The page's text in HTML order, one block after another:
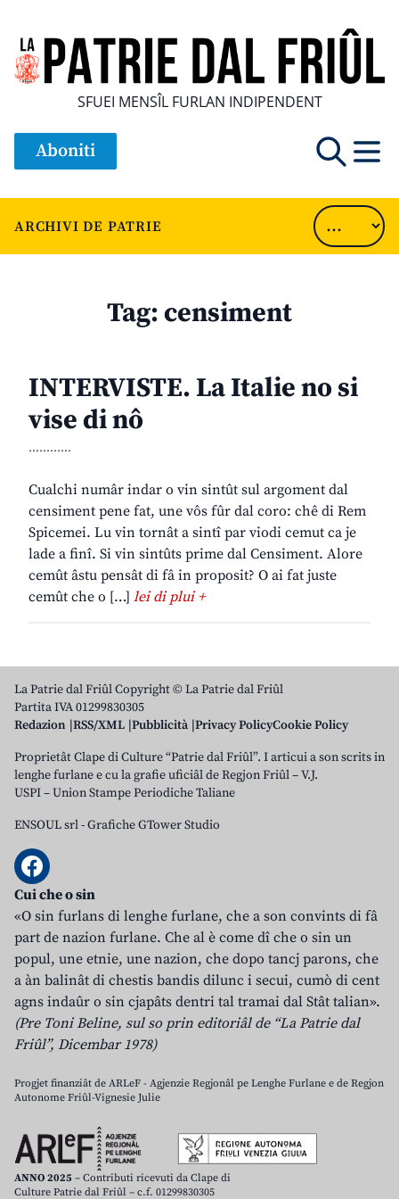
SFUEI MENSÎL FURLAN INDIPENDENT
Aboniti
ARCHIVI DE PATRIE
Tag:censiment
INTERVISTE. La Italie no si
vise di nô
............
Cualchi numâr indar o vin sintût sul argoment dal
censiment pene fat, une vôs fûr dal coro: chê di Rem
Spicemei. Lu vin tornât a sintî par viodi cemut ca je
lade a finî. Si vin sintûts prime dal Censiment. Alore
cemût âstu pensât di fâ in proposit? O ai fat juste
cemût che o […] lei di plui +
La Patrie dal Friûl Copyright © La Patrie dal Friûl
Partita IVA 01299830305
Redazion RSS/XML Pubblicità Privacy PolicyCookie Policy
Proprietât Clape di Culture “Patrie dal Friûl”. I articui a son scrits in
lenghe furlane e cu la grafie uficiâl de Regjon Friûl – V.J.
USPI – Union Stampe Periodiche Taliane
ENSOUL srl-Grafiche GTower Studio
Cui che o sin
«O sin furlans di lenghe furlane, che a son convints di fâ
part de nazion furlane. Che al è come dî che o sin un
popul, une etnie, une nazion, che dopo tancj parons, che
a àn balinât di chestis bandis dilunc i secui, cumò di cent
agns indaûr o sin cjapâts dentri tal tramai dal Stât talian».
(Pre Toni Beline, sul so prin editoriâl de “La Patrie dal
Friûl”, Dicembar 1978)
Progjet finanziât de ARLeF - Agjenzie Regjonâl pe Lenghe Furlane e de Regjon
Autonome Friûl-Vignesie Julie
ANNO 2025 – Contributi ricevuti da Clape di
Culture Patrie dal Friûl – c.f. 01299830305